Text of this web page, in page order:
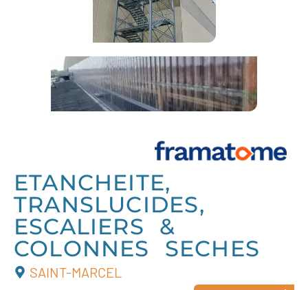
ETANCHEITE,
TRANSLUCIDES,
ESCALIERS &
COLONNES SECHES
SAINT-MARCEL